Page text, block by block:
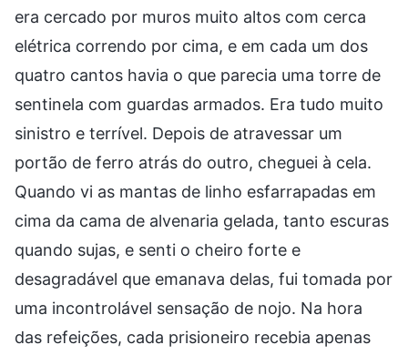
era cercado por muros muito altos com cerca
elétrica correndo por cima, e em cada um dos
quatro cantos havia o que parecia uma torre de
sentinela com guardas armados. Era tudo muito
sinistro e terrível. Depois de atravessar um
portão de ferro atrás do outro, cheguei à cela.
Quando vi as mantas de linho esfarrapadas em
cima da cama de alvenaria gelada, tanto escuras
quando sujas, e senti o cheiro forte e
desagradável que emanava delas, fui tomada por
uma incontrolável sensação de nojo. Na hora
das refeições, cada prisioneiro recebia apenas